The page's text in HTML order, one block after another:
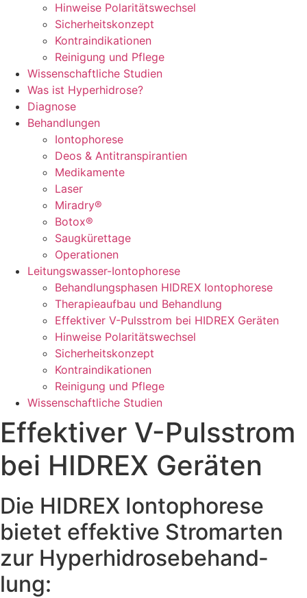
Hinweise Polaritätswechsel
Sicherheitskonzept
Kontraindikationen
Reinigung und Pflege
Wissenschaftliche Studien
Was ist Hyperhidrose?
Diagnose
Behandlungen
Iontophorese
Deos & Antitranspirantien
Medikamente
Laser
Miradry®
Botox®
Saugkürettage
Operationen
Leitungswasser-Iontophorese
Behandlungsphasen HIDREX Iontophorese
Therapieaufbau und Behandlung
Effektiver V-Pulsstrom bei HIDREX Geräten
Hinweise Polaritätswechsel
Sicherheitskonzept
Kontraindikationen
Reinigung und Pflege
Wissenschaftliche Studien
Effektiver V-Pulsstrom
bei HIDREX Geräten
Die HIDREX Ion­topho­rese
bietet effek­tive Strom­arten
zur Hyper­hidrose­behand­
lung: